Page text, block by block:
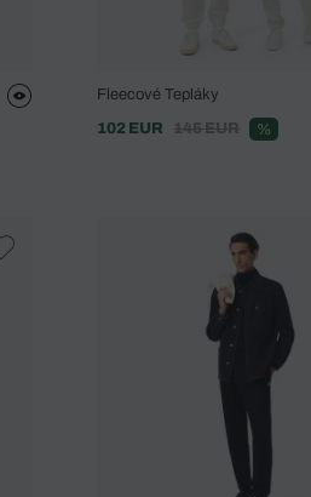
Fleecové Tepláky
102 EUR
145 EUR %